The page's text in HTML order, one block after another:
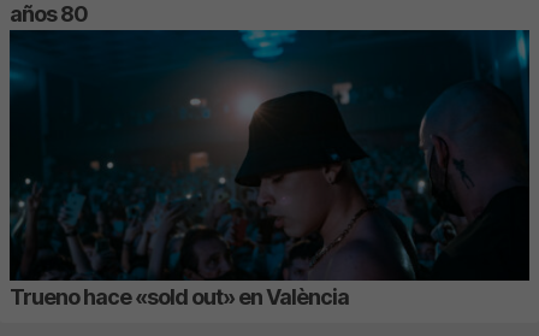
años 80
Trueno hace «sold out» en València